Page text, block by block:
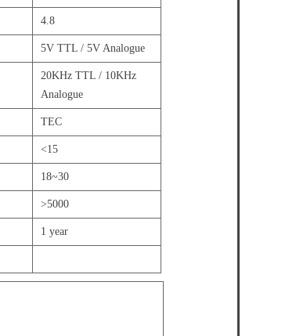
4.8
5V TTL / 5V Analogue
20KHz TTL / 10KHz
Analogue
TEC
<15
18~30
>5000
1 year